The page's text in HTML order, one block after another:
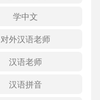
学中文
对外汉语老师
汉语老师
汉语拼音